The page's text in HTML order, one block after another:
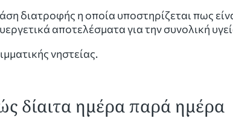
διατροφής η οποία υποστηρίζεται πως
αποτελέσματα για την συνολική
νηστείας.
δίαιτα ημέρα παρά ημέρα